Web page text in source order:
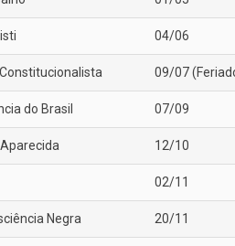
04/06
09/07
do Brasil 07/09
12/10
02/11
Negra 20/11